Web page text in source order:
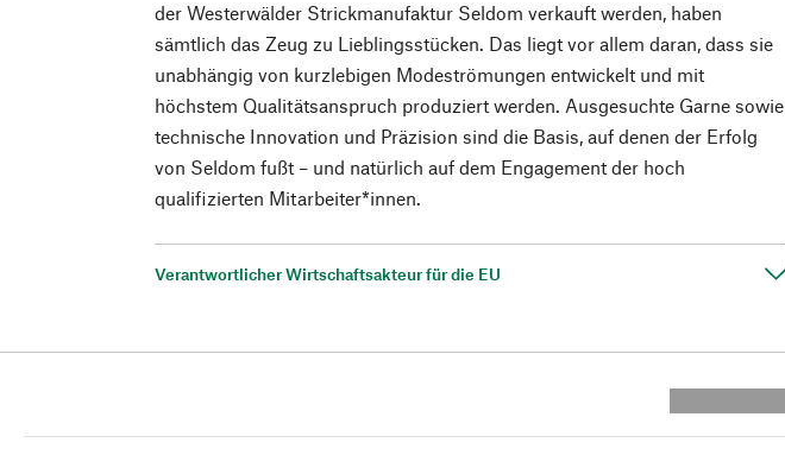
der Westerwälder Strickmanufaktur Seldom verkauft werden, haben
sämtlich das Zeug zu Lieblingsstücken. Das liegt vor allem daran, dass sie
unabhängig von kurzlebigen Modeströmungen entwickelt und mit
höchstem Qualitätsanspruch produziert werden. Ausgesuchte Garne sowie
technische Innovation und Präzision sind die Basis, auf denen der Erfolg
von Seldom fußt – und natürlich auf dem Engagement der hoch
qualifizierten Mitarbeiter*innen.
Verantwortlicher Wirtschaftsakteur für die EU